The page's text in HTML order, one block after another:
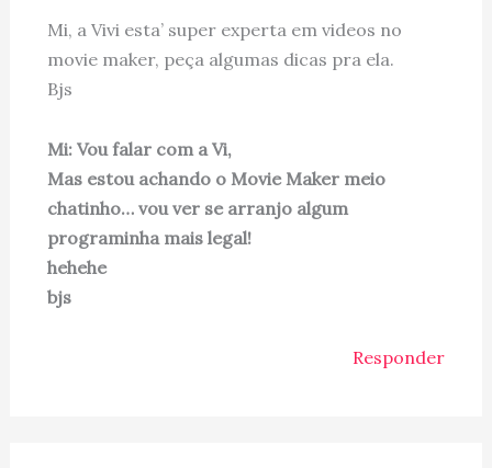
Mi, a Vivi esta’ super experta em videos no
movie maker, peça algumas dicas pra ela.
Bjs
Mi: Vou falar com a Vi,
Mas estou achando o Movie Maker meio
chatinho… vou ver se arranjo algum
programinha mais legal!
hehehe
bjs
Responder